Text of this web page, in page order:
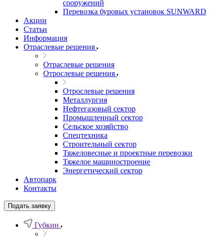
сооружений
Перевозка буровых установок SUNWARD
Акции
Статьи
Информация
Отраслевые решения
Отраслевые решения
Отрослевые решения
Отрослевые решения
Металлургия
Нефтегазовый сектор
Промышленный сектор
Сельское хозяйство
Спецтехника
Строительный сектор
Тяжеловесные и проектные перевозки
Тяжелое машиностроение
Энергетический сектор
Автопарк
Контакты
Подать заявку
Губкин